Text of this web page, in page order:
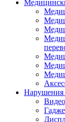
Нарушения